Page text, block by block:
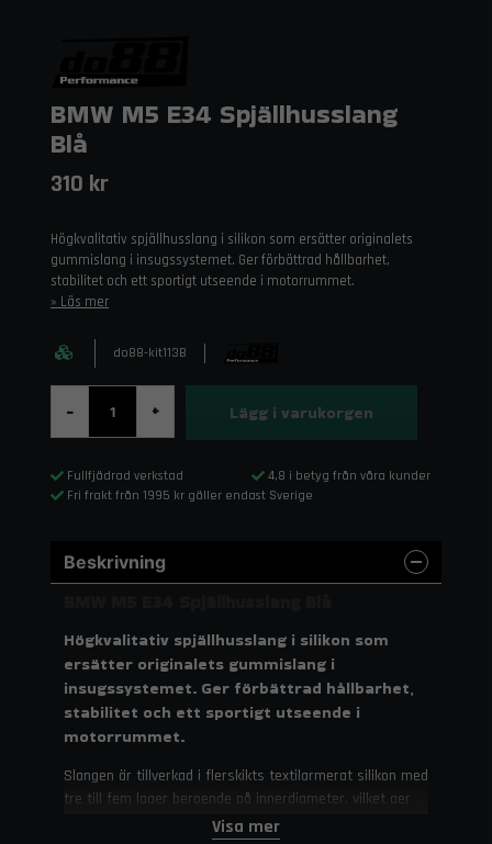
BMW M5 E34 Spjällhusslang
Blå
310 kr
Högkvalitativ spjällhusslang i silikon som ersätter originalets
gummislang i insugssystemet. Ger förbättrad hållbarhet,
stabilitet och ett sportigt utseende i motorrummet.
Läs mer
do88-kit113B
- + Lägg i varukorgen
Fullfjädrad verkstad
4,8 i betyg från våra kunder
Fri frakt från 1995 kr gäller endast Sverige
Beskrivning
Högkvalitativ spjällhusslang i silikon som
ersätter originalets gummislang i
insugssystemet. Ger förbättrad hållbarhet,
stabilitet och ett sportigt utseende i
motorrummet.
Slangen är tillverkad i flerskikts textilarmerat silikon med
tre till fem lager beroende på innerdiameter, vilket ger
optimal kombination av styrka, temperaturtålighet och
Visa mer